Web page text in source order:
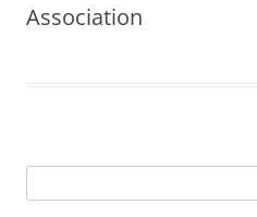
Association